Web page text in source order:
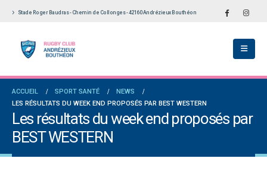
Stade Roger Baudras - Chemin de Collonges - 42160 Andrézieux Bouthéon
ACCUEIL SPORT SANTÉ
NEWS
LES RÉSULTATS DU WEEK END PROPOSÉS PAR BEST WESTERN
Les résultats du week end proposés par
BEST WESTERN
les +35 des « 5glés » vice-
seniors garçons par Philippe Buffevant
Progrès
2 et Fédérale B: finir sur une bonne note
vieilles connaissances et un nouveau venu
6 juillet 2026
18 juin 2026